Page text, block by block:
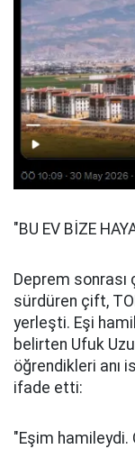
"BU EV BİZE
Deprem sonrası
sürdüren çift,
yerleşti. Eşi
belirten Ufuk
öğrendikleri anı
ifade etti:
"Eşim hamileydi.